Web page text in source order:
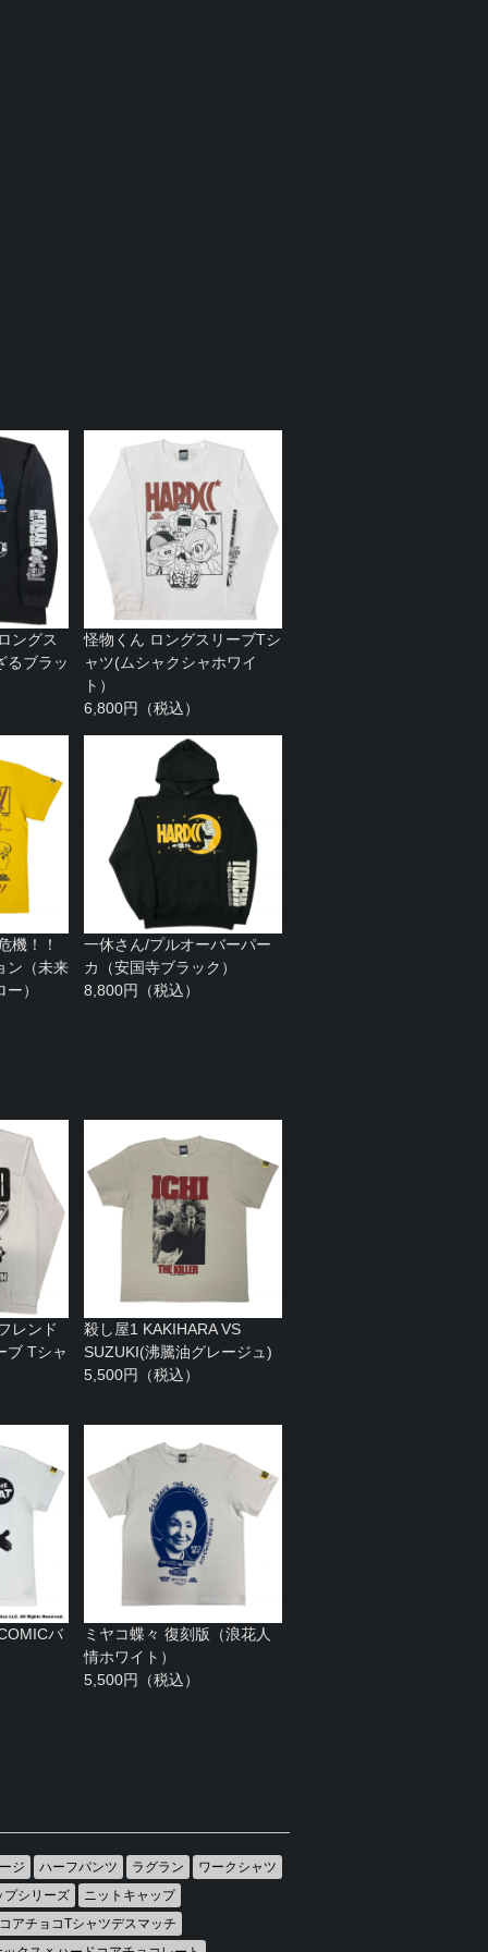
ングス
るブラッ
怪物くん ロングスリーブTシ
ャツ(ムシャクシャホワイ
ト）
6,800円（税込）
機！！
ン（未来
）
一休さん/プルオーバーパー
カ（安国寺ブラック）
8,800円（税込）
レンド
ブ Tシャ
殺し屋1 KAKIHARA VS
SUZUKI(沸騰油グレージュ)
5,500円（税込）
バ
ミヤコ蝶々 復刻版（浪花人
情ホワイト）
5,500円（税込）
ジ ハーフパンツ ラグラン
ワークシャツ
プシリーズ
ニットキャップ
アチョコTシャツデスマッチ